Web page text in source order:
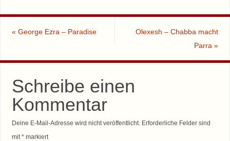
« George Ezra – Paradise
Olexesh – Chabba macht
Parra»
Schreibe einen
Kommentar
Deine E-Mail-Adresse wird nicht veröffentlicht. Erforderliche Felder sind
mit *markiert